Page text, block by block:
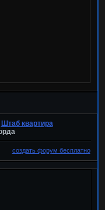
Штаб квартира
создать форум бесплатно